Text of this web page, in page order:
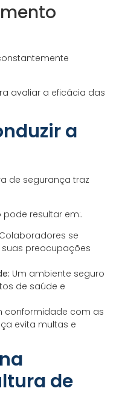
avaliar a eficácia das
a
de segurança traz
resultar em:.
Colaboradores se
preocupações
Um ambiente seguro
de saúde e
conformidade com as
evita multas e
de